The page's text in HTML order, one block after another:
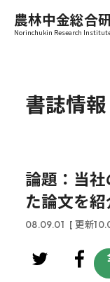
農林中金総合
Norinchukin Research
書誌情報
論題：当
た論文を
08.09.01 [ 更新